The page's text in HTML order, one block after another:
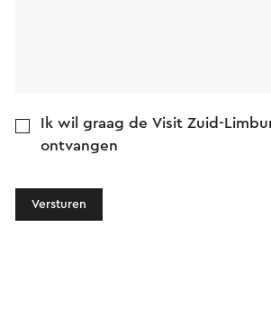
Ik wil graag de Visit Zuid-
ontvangen
Versturen